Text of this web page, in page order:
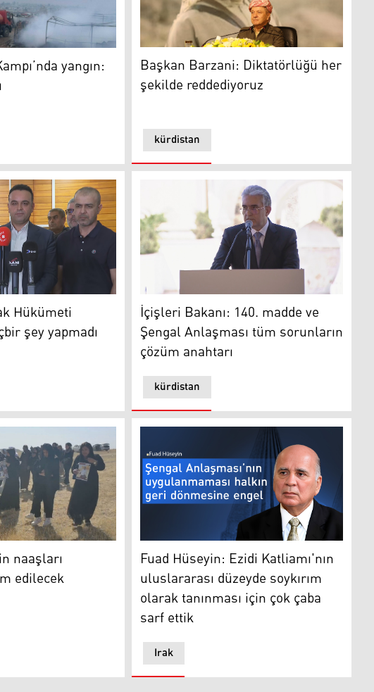
bir mesele
yangın: 50 iş yeri yandı
yangın: Başkan Barzani: Diktatörlüğü her şekilde
kürdistan
Başkan Barzani: Diktatörlüğü her
şekilde reddediyoruz
varılmış
Ezidiler için hiçbir şey yapmadı
Hükümeti
şey yapmadı
Kürdistan Bölgesi İçişleri Bakanı Reber
kürdistan
İçişleri Bakanı: 140. madde ve
Şengal Anlaşması tüm sorunların
çözüm anahtarı
tamamlandıailelerine teslim edilecek
naaşları
edilecek
Fuad Hüseyin: Ezidi Katliamı'nın
Irak
Fuad Hüseyin: Ezidi Katliamı'nın
uluslararası düzeyde soykırım
olarak tanınması için çok çaba
sarf ettik